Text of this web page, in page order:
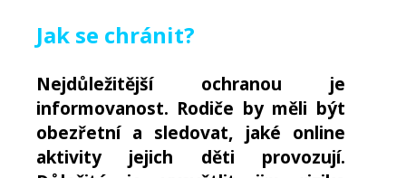
Jak se chránit?
Nejdůležitější ochranou je
informovanost. Rodiče by měli být
obezřetní a sledovat, jaké online
aktivity jejich děti provozují.